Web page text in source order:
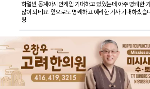
하얼빈 동계아시안게임 기대하고 있었는데 아주 명쾌한
많이 되네요. 앞으로도 명쾌하고 예리한 기사 기대하겠습
팅